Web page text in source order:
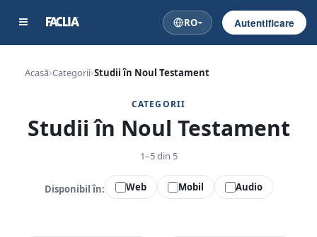
RO Autentificare
Acasă Categorii Studii în Noul Testament
CATEGORII
Studii în Noul Testament
1–5 din 5
Disponibil în: Web Mobil Audio